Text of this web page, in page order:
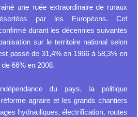
une ruée extraordinaire de ruraux
par les Européens. Cet
durant les décennies suivantes
sur le territoire national selon
passé de 31,4% en 1966 à 58,3% en
de 66% en 2008.
du pays, la politique
agraire et les grands chantiers
hydrauliques, électrification, routes